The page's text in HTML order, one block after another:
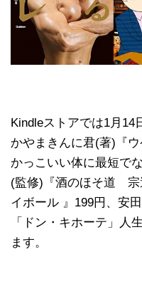
Kindleストアでは1月14
かやまきんに君(著)『
かっこいい体に最短で
(監修)『酒のほそ道 宗
イボール 』199円、安
「ドン・キホーテ」人
ます。